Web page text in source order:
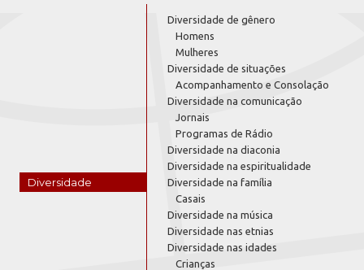
Diversidade
Diversidade de gênero
Homens
Mulheres
Diversidade de situações
Acompanhamento e Consolação
Diversidade na comunicação
Jornais
Programas de Rádio
Diversidade na diaconia
Diversidade na espiritualidade
Diversidade na família
Casais
Diversidade na música
Diversidade nas etnias
Diversidade nas idades
Crianças